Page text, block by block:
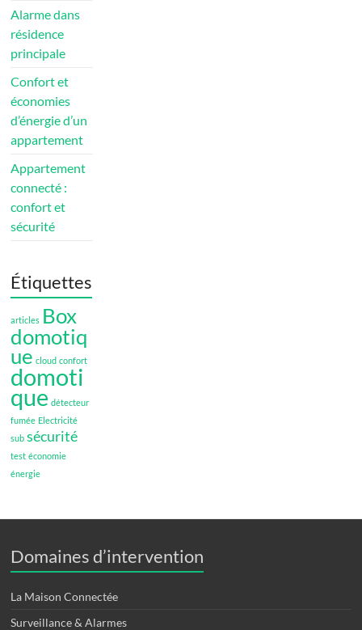
Alarme dans
résidence
principale
Confort et
économies
d’énergie d’un
appartement
Appartement
connecté :
confort et
sécurité
Étiquettes
articles Box
domotiq
ue cloud confort
domoti
que détecteur
fumée Electricité
sub sécurité
test économie
énergie
Domaines d’intervention
La Maison Connectée
Surveillance & Alarmes